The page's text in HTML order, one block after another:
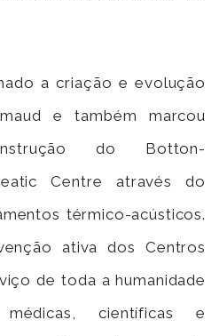
a criação e evolução
e também marcou
do Botton-
Centre através do
térmico-acústicos.
ativa dos Centros
de toda a humanidade
científicas e